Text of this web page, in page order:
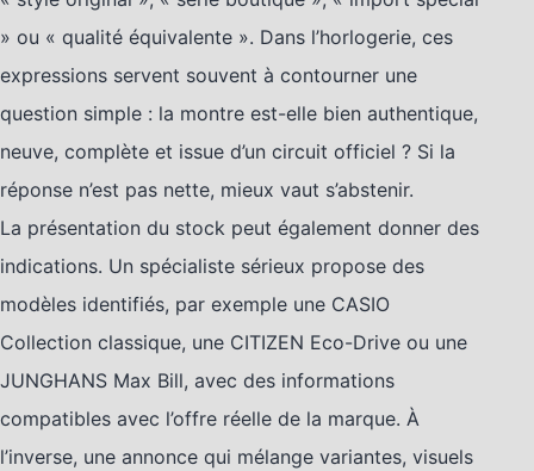
» ou « qualité équivalente ». Dans l’horlogerie, ces
expressions servent souvent à contourner une
question simple : la montre est-elle bien authentique,
neuve, complète et issue d’un circuit officiel ? Si la
réponse n’est pas nette, mieux vaut s’abstenir.
La présentation du stock peut également donner des
indications. Un spécialiste sérieux propose des
modèles identifiés, par exemple une CASIO
Collection classique, une CITIZEN Eco-Drive ou une
JUNGHANS Max Bill, avec des informations
compatibles avec l’offre réelle de la marque. À
l’inverse, une annonce qui mélange variantes, visuels